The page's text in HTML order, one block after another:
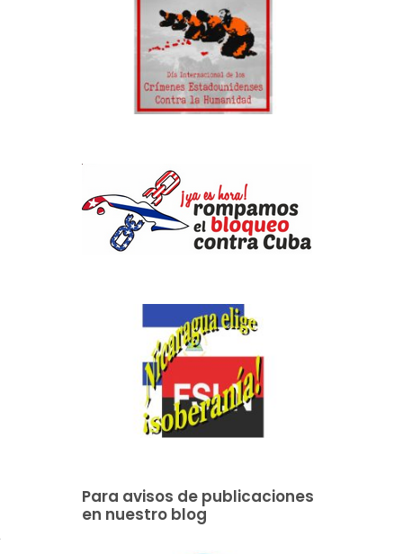
Para avisos de publicaciones
en nuestro blog